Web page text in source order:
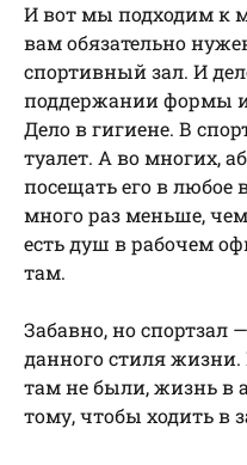
И вот мы подходим к
вам обязательно
спортивный зал. И
поддержании формы
Дело в гигиене. В
туалет. А во многих,
посещать его в любое
много раз меньше,
есть душ в рабочем
там.
Забавно, но спортзал
данного стиля
там не были, жизнь в
тому, чтобы ходить в